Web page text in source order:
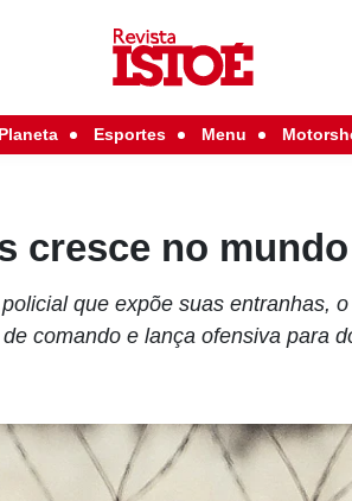
Planeta Esportes Menu
cresce no mundo
que expõe suas entranhas,
comando e lança ofensiva para